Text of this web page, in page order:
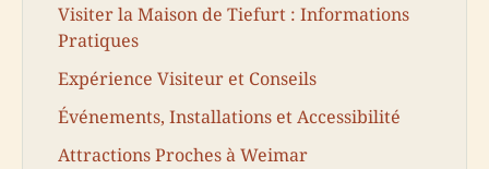
Visiter la Maison de Tiefurt : Informations
Pratiques
Expérience Visiteur et Conseils
Événements, Installations et Accessibilité
Attractions Proches à Weimar